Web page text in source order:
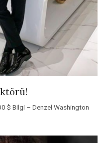
$ Bilgi – Denzel Washington